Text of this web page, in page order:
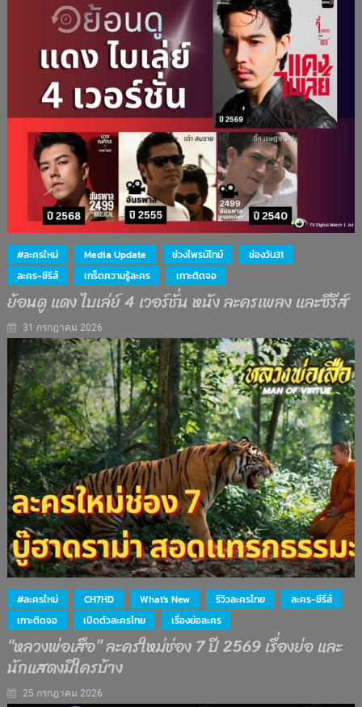
#ละครใหม่ Media Update ช่วงไพรม์ไทม์
ช่องวัน31
ละคร-ซีรีส์
เกร็ดความรู้ละคร เกาะติดจอ
ย้อนดู แดง ไบเล่ย์ 4 เวอร์ชั่น หนัง ละครเพลง และซีรีส์
31 กรกฎาคม 2026
#ละครใหม่ CH7HD What's New รีวิวละครไทย
ละคร-ซีรีส์
เกาะติดจอ
เปิดตัวละครไทย เรื่องย่อละคร
“หลวงพ่อเสือ” ละครใหม่ช่อง 7 ปี 2569 เรื่องย่อ และ
นักแสดงมีใครบ้าง
25 กรกฎาคม 2026